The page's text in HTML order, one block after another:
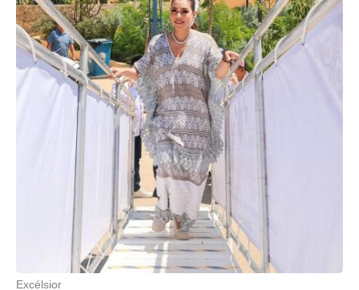
Excélsior